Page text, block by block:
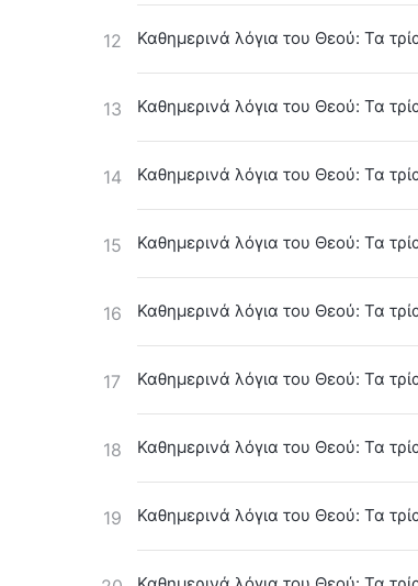
12 Καθημερινά λόγια του Θεού: Τα
13 Καθημερινά λόγια του Θεού: Τα
14 Καθημερινά λόγια του Θεού: Τα
15 Καθημερινά λόγια του Θεού: Τα
16 Καθημερινά λόγια του Θεού: Τα
17 Καθημερινά λόγια του Θεού: Τα
18 Καθημερινά λόγια του Θεού: Τα
19 Καθημερινά λόγια του Θεού: Τα